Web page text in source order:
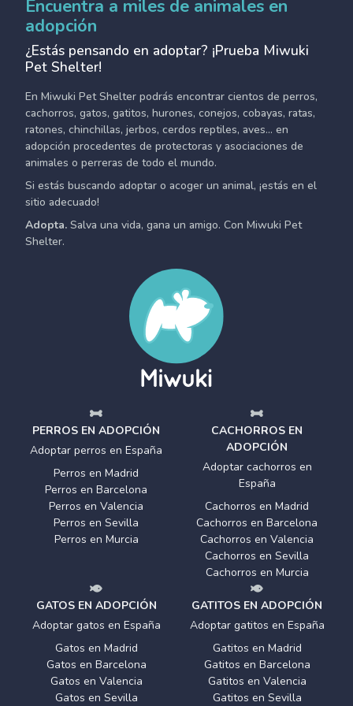
Encuentra a miles de animales en
adopción
¿Estás pensando en adoptar? ¡Prueba Miwuki
Pet Shelter!
En Miwuki Pet Shelter podrás encontrar cientos de perros,
cachorros, gatos, gatitos, hurones, conejos, cobayas, ratas,
ratones, chinchillas, jerbos, cerdos reptiles, aves... en
adopción procedentes de protectoras y asociaciones de
animales o perreras de todo el mundo.
Si estás buscando adoptar o acoger un animal, ¡estás en el
sitio adecuado!
Adopta. Salva una vida, gana un amigo. Con Miwuki Pet
Shelter.
PERROS EN ADOPCIÓN
Adoptar perros en España
Perros en Madrid
Perros en Barcelona
Perros en Valencia
Perros en Sevilla
Perros en Murcia
CACHORROS EN
ADOPCIÓN
Adoptar cachorros en
España
Cachorros en Madrid
Cachorros en Barcelona
Cachorros en Valencia
Cachorros en Sevilla
Cachorros en Murcia
GATOS EN ADOPCIÓN
Adoptar gatos en España
Gatos en Madrid
Gatos en Barcelona
Gatos en Valencia
Gatos en Sevilla
GATITOS EN ADOPCIÓN
Adoptar gatitos en España
Gatitos en Madrid
Gatitos en Barcelona
Gatitos en Valencia
Gatitos en Sevilla